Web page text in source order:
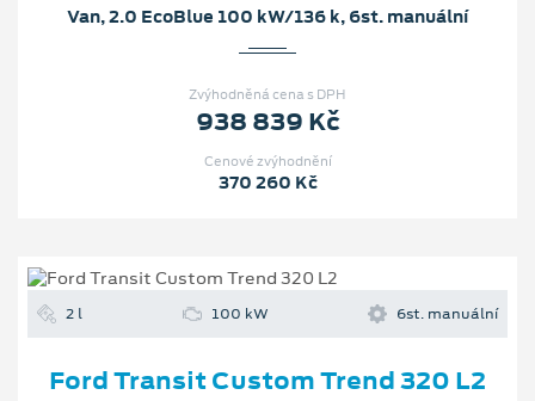
Van, 2.0 EcoBlue 100 kW/136 k, 6st. manuální
Zvýhodněná cena s DPH
938 839 Kč
Cenové zvýhodnění
370 260 Kč
2 l 100 kW 6st. manuální
Ford Transit Custom Trend 320 L2